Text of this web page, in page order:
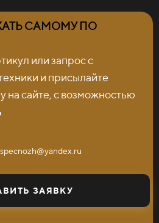
САМОМУ ПО
или запрос с
и присылайте
на сайте, с возможностью
ЗАЯВКУ